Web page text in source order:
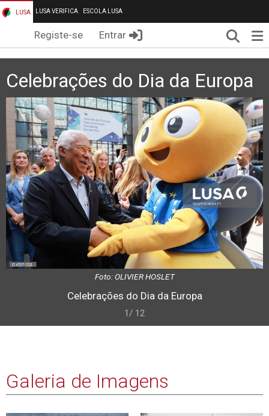
LUSA LUSA VERIFICA ESCOLA LUSA
Registe-se Entrar
Celebrações do Dia da Europa
Foto: OLIVIER HOSLET
Celebrações do Dia da Europa
1/ 12
Galeria de Imagens